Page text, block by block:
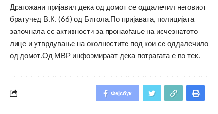
Драгожани пријавил дека од домот се оддалечил неговиот
братучед В.К. (66) од Битола.По пријавата, полицијата
започнала со активности за пронаоѓање на исчезнатото
лице и утврдување на околностите под кои се оддалечило
од домот.Од МВР информираат дека потрагата е во тек.
Фејсбук